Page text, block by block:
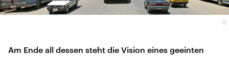
©
Am Ende all dessen steht die Vision eines geeinten